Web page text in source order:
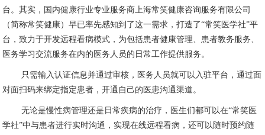
台。其实，国内健康行业专业服务商上海常笑健康咨询服务有限公司
（简称常笑健康）早已率先感知到了这一需求，打造了“常笑医学社”平
台，致力于开发远程看病模式，为包括患者健康管理、患者教务服务、
医务学习交流服务在内的医务人员的日常工作提供服务。
只需输入认证信息并通过审核，医务人员就可以入驻平台，通过面
对面扫码来绑定指定患者，开通自己的医患沟通渠道。
无论是慢性病管理还是日常疾病的治疗，医生们都可以在“常笑医
学社”中与患者进行实时沟通，实现在线远程看病，还可以随时预约随